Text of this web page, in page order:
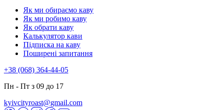
Як ми обираємо каву
Як ми робимо каву
Як обрати каву
Калькулятор кави
Підписка на каву
Поширені запитання
+38 (068) 364-44-05
Пн - Пт з 09 до 17
kyivcityroast@gmail.com